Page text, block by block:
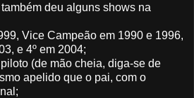
deu alguns shows na
Vice Campeão em 1990 e 1996,
e 4º em 2004;
(de mão cheia, diga-se de
apelido que o pai, com o